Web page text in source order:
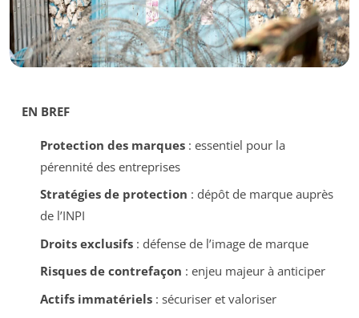
EN BREF
Protection des marques: essentiel pour la
pérennité des entreprises
Stratégies de protection : dépôt de marque auprès
de l’INPI
Droits exclusifs: défense de l’image de marque
Risques de contrefaçon : enjeu majeur à anticiper
Actifs immatériels: sécuriser et valoriser